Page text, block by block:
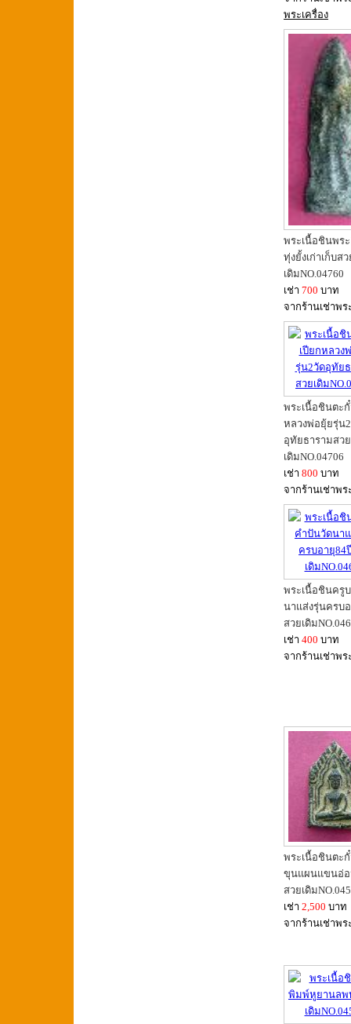
พระเครื่อง
พระเนื้อชินพร
ทุ่งยั้งเก่าเก็บส
เดิมNO.04760
เช่า 700 บาท
จากร้านเช่าพ
พระเนื้อชินตะกั๋
หลวงพ่อยุ้ยรุ่น
อุทัยธารามสวย
เดิมNO.04706
เช่า 800 บาท
จากร้านเช่าพ
พระเนื้อชินครู
นาแส่งรุ่นครบ
สวยเดิม
เช่า 400 บาท
จากร้านเช่าพ
พระเนื้อชินตะ
ขุนแผนแขนอ่อ
สวยเดิม
เช่า 2,500 บาท
จากร้านเช่าพ